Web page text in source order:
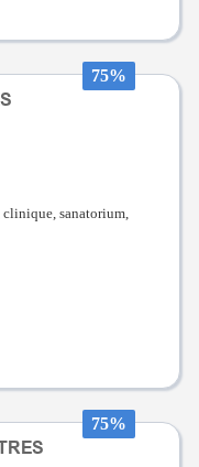
75%
sanatorium,
75%